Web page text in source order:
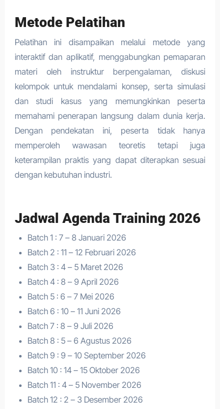
Metode Pelatihan
Pelatihan ini disampaikan melalui metode yang
interaktif dan aplikatif, menggabungkan pemaparan
materi oleh instruktur berpengalaman, diskusi
kelompok untuk mendalami konsep, serta simulasi
dan studi kasus yang memungkinkan peserta
memahami penerapan langsung dalam dunia kerja.
Dengan pendekatan ini, peserta tidak hanya
memperoleh wawasan teoretis tetapi juga
keterampilan praktis yang dapat diterapkan sesuai
dengan kebutuhan industri.
Jadwal Agenda Training 2026
Batch 1 : 7 – 8 Januari 2026
Batch 2 : 11 – 12 Februari 2026
Batch 3 : 4 – 5 Maret 2026
Batch 4 : 8 – 9 April 2026
Batch 5 : 6 – 7 Mei 2026
Batch 6 : 10 – 11 Juni 2026
Batch 7 : 8 – 9 Juli 2026
Batch 8 : 5 – 6 Agustus 2026
Batch 9 : 9 – 10 September 2026
Batch 10 : 14 – 15 Oktober 2026
Batch 11 : 4 – 5 November 2026
Batch 12 : 2 – 3 Desember 2026